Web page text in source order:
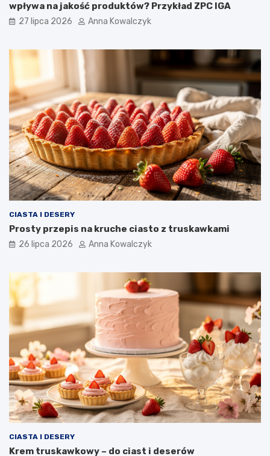
wpływa na jakość produktów? Przykład ZPC IGA
27 lipca 2026 Anna Kowalczyk
CIASTA I DESERY
Prosty przepis na kruche ciasto z truskawkami
26 lipca 2026 Anna Kowalczyk
CIASTA I DESERY
Krem truskawkowy – do ciast i deserów